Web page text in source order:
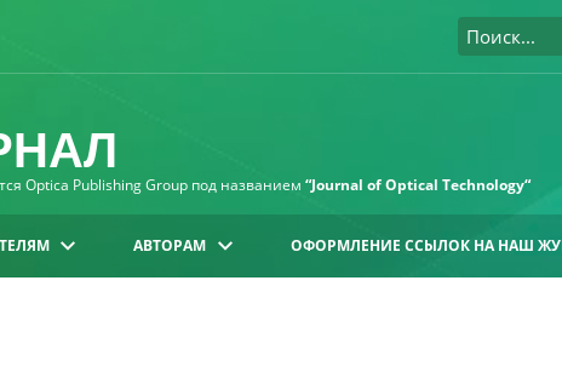
Optica Publishing Group под названием “Journal of Optical Technology“
АВТОРАМ ОФОРМЛЕНИЕ ССЫЛОК НА НАШ